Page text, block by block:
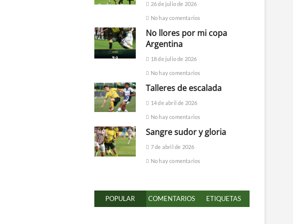
26 de julio de 2026
No hay comentarios
No llores por mi copa
Argentina
18 de julio de 2026
No hay comentarios
Talleres de escalada
14 de abril de 2026
No hay comentarios
Sangre sudor y gloria
7 de abril de 2026
No hay comentarios
POPULAR COMENTARIOS ETIQUETAS